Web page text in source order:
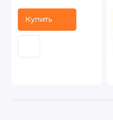
Купить